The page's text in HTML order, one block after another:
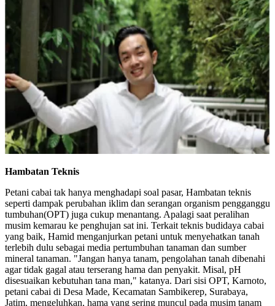
Hambatan Teknis
Petani cabai tak hanya menghadapi soal pasar, Hambatan teknis
seperti dampak perubahan iklim dan serangan organism pengganggu
tumbuhan(OPT) juga cukup menantang. Apalagi saat peralihan
musim kemarau ke penghujan sat ini. Terkait teknis budidaya cabai
yang baik, Hamid menganjurkan petani untuk menyehatkan tanah
terlebih dulu sebagai media pertumbuhan tanaman dan sumber
mineral tanaman. "Jangan hanya tanam, pengolahan tanah dibenahi
agar tidak gagal atau terserang hama dan penyakit. Misal, pH
disesuaikan kebutuhan tana man," katanya. Dari sisi OPT, Karnoto,
petani cabai di Desa Made, Kecamatan Sambikerep, Surabaya,
Jatim, mengeluhkan, hama yang sering muncul pada musim tanam